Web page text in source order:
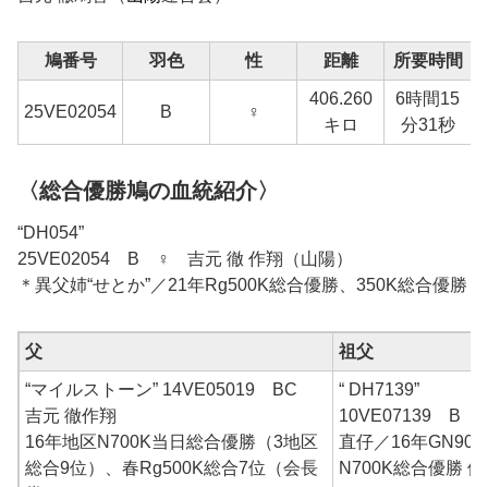
鳩番号 羽色 性 距離 所要時間
25VE02054 B ♀
406.260
キロ
6時間15
分31秒
〈総合優勝鳩の血統紹介〉
“DH054”
25VE02054 B ♀ 吉元 徹 作翔（山陽）
＊異父姉“せとか”／21年Rg500K総合優勝、350K総合優勝
父 祖父
“マイルストーン” 14VE05019 BC
吉元 徹作翔
16年地区N700K当日総合優勝（3地区
総合9位）、春Rg500K総合7位（会長
“ DH7139”
10VE07139 B
直仔／16年
N700K総合優勝 他